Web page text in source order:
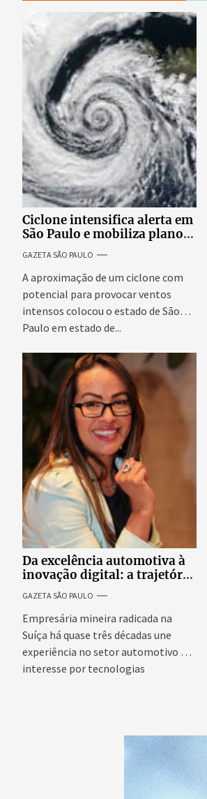
Ciclone intensifica alerta em
São Paulo e mobiliza plano
emergencial para evitar
impactos no fornecimento
de energia
GAZETA SÃO PAULO
A aproximação de um ciclone com
potencial para provocar ventos
intensos colocou o estado de São
Paulo em estado de...
Da excelência automotiva à
inovação digital: a trajetória
internacional da empresária
Adriene Silva
GAZETA SÃO PAULO
Empresária mineira radicada na
Suíça há quase três décadas une
experiência no setor automotivo e
interesse por tecnologias